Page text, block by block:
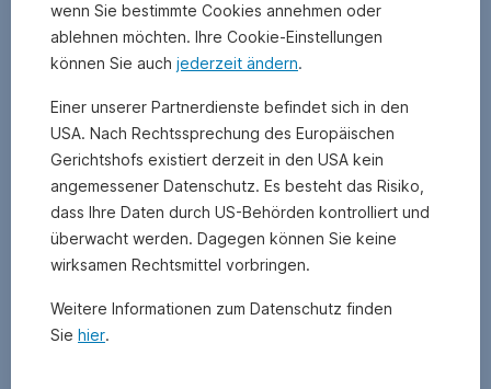
wenn Sie bestimmte Cookies annehmen oder
ablehnen möchten. Ihre Cookie-Einstellungen
können Sie auch jederzeit ändern.
Einer unserer Partnerdienste befindet sich in den
USA. Nach Rechtssprechung des Europäischen
Gerichtshofs existiert derzeit in den USA kein
angemessener Datenschutz. Es besteht das Risiko,
dass Ihre Daten durch US-Behörden kontrolliert und
überwacht werden. Dagegen können Sie keine
wirksamen Rechtsmittel vorbringen.
Weitere Informationen zum Datenschutz finden
Sie hier.